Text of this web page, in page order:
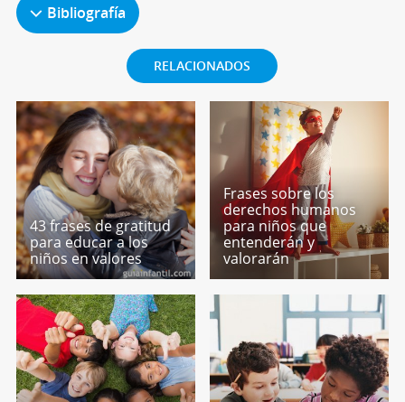
Bibliografía
RELACIONADOS
43 frases de gratitud
para educar a los
niños en valores
Frases sobre los
derechos humanos
para niños que
entenderán y
valorarán